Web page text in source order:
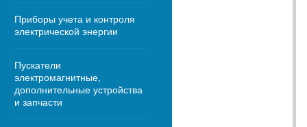
Приборы учета и контроля
электрической энергии
Пускатели
электромагнитные,
дополнительные устройства
и запчасти